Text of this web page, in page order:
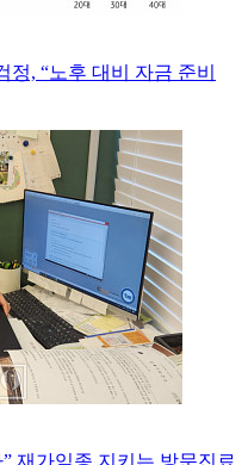
정, “노후 대비 자금 준비